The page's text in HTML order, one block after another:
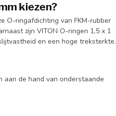
kiezen?
O-ringafdichting van FKM-rubber
zijn VITON O-ringen 1,5 x 1
en een hoge treksterkte.
aan de hand van onderstaande